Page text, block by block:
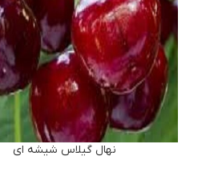
نهال گیلاس شیشه ای